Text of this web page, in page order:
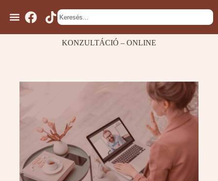
KONZULTÁCIÓ – ONLINE